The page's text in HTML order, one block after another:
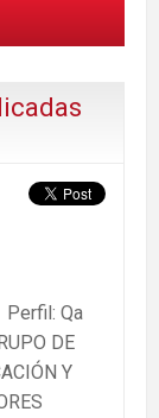
Perfil: Qa
DE
Y